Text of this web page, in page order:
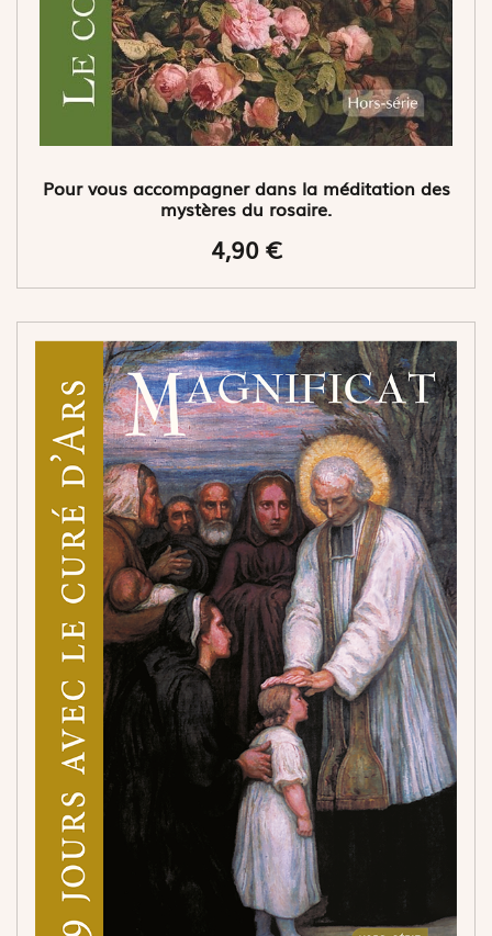
Pour vous accompagner dans la méditation des
mystères du rosaire.
4,90 €